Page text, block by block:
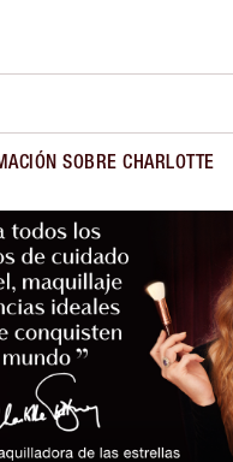
SOBRE CHARLOTTE